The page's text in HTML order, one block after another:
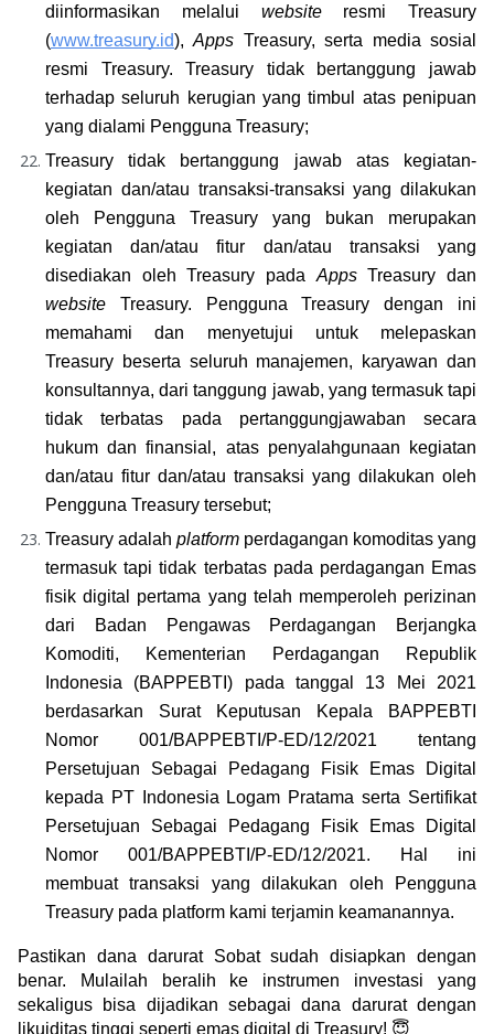
diinformasikan melalui website resmi Treasury
(www.treasury.id), Apps Treasury, serta media sosial
resmi Treasury. Treasury tidak bertanggung jawab
terhadap seluruh kerugian yang timbul atas penipuan
yang dialami Pengguna Treasury;
Treasury tidak bertanggung jawab atas kegiatan-
kegiatan dan/atau transaksi-transaksi yang dilakukan
oleh Pengguna Treasury yang bukan merupakan
kegiatan dan/atau fitur dan/atau transaksi yang
disediakan oleh Treasury pada Apps
website Treasury. Pengguna Treasury dengan ini
memahami dan menyetujui untuk melepaskan
Treasury beserta seluruh manajemen, karyawan dan
konsultannya, dari tanggung jawab, yang termasuk tapi
tidak terbatas pada pertanggungjawaban secara
hukum dan finansial, atas penyalahgunaan kegiatan
dan/atau fitur dan/atau transaksi yang dilakukan oleh
Pengguna Treasury tersebut;
Treasury adalah platform perdagangan komoditas yang
termasuk tapi tidak terbatas pada perdagangan Emas
fisik digital pertama yang telah memperoleh perizinan
dari Badan Pengawas Perdagangan Berjangka
Komoditi, Kementerian Perdagangan Republik
Indonesia (BAPPEBTI) pada tanggal 13 Mei 2021
berdasarkan Surat Keputusan Kepala BAPPEBTI
Nomor 001/BAPPEBTI/P-ED/12/2021 tentang
Persetujuan Sebagai Pedagang Fisik Emas Digital
kepada PT Indonesia Logam Pratama serta Sertifikat
Persetujuan Sebagai Pedagang Fisik Emas Digital
Nomor 001/BAPPEBTI/P-ED/12/2021. Hal ini
membuat transaksi yang dilakukan oleh Pengguna
Treasury pada platform kami terjamin keamanannya.
Pastikan dana darurat Sobat sudah disiapkan dengan
benar. Mulailah beralih ke instrumen investasi yang
sekaligus bisa dijadikan sebagai dana darurat dengan
likuiditas tinggi seperti emas digital di Treasury! 😇